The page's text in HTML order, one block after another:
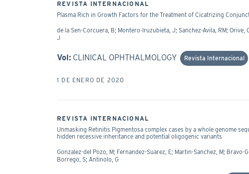
REVISTA INTERNACIONAL
Plasma Rich in Growth Factors for the Treatment of Cicatrizing
de la Sen-Corcuera, B; Montero-Iruzubieta, J; Sanchez-Avila, RM; Orive,
J
Vol: CLINICAL OPHTHALMOLOGY Revista Internacional
1 DE ENERO DE 2020
REVISTA INTERNACIONAL
Unmasking Retinitis Pigmentosa complex cases by a whole genome
hidden recessive inheritance and potential oligogenic variants
Gonzalez-del Pozo, M; Fernandez-Suarez, E; Martin-Sanchez, M; Bravo-
Borrego, S; Antinolo, G